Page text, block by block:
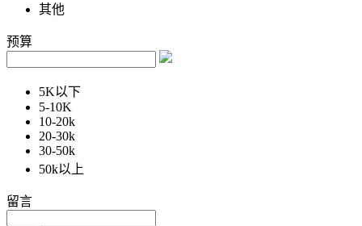
其他
预算
5K以下
5-10K
10-20k
20-30k
30-50k
50k以上
留言